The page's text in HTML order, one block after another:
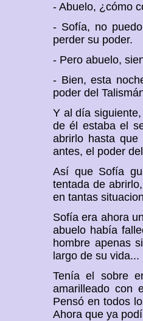
- Abuelo, ¿cómo
- Sofía, no
perder su poder.
- Pero abuelo,
- Bien, esta
poder del
Y al día
de él estaba el
abrirlo hasta
antes, el poder
Así que Sofía
tentada de
en tantas
Sofía era ahora
abuelo había
hombre apenas
largo de su vida...
Tenía el sobre
amarilleado con
Pensó en todos
Ahora que ya